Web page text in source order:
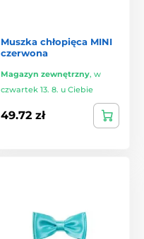
Muszka chłopięca MINI
czerwona
Magazyn zewnętrzny, w
czwartek 13. 8. u Ciebie
49.72 zł